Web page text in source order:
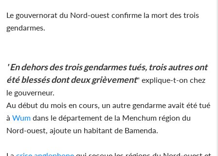
Le gouvernorat du Nord-ouest confirme la mort des trois
gendarmes.
' En dehors des trois gendarmes tués, trois autres ont
été blessés dont deux grièvement" explique-t-on chez
le gouverneur.
Au début du mois en cours, un autre gendarme avait été tué
à Wum dans le département de la Menchum région du
Nord-ouest, ajoute un habitant de Bamenda.